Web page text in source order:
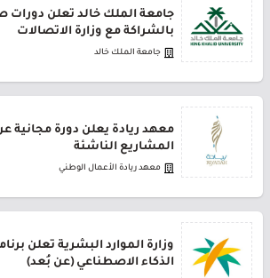
جامعة الملك خالد تعلن دورات
بالشراكة مع وزارة الاتصالات
جامعة الملك خالد
معهد ريادة يعلن دورة مجانية
المشاريع الناشئة
معهد ريادة الأعمال الوطني
وزارة الموارد البشرية تعلن
الذكاء الاصطناعي (عن بُعد)